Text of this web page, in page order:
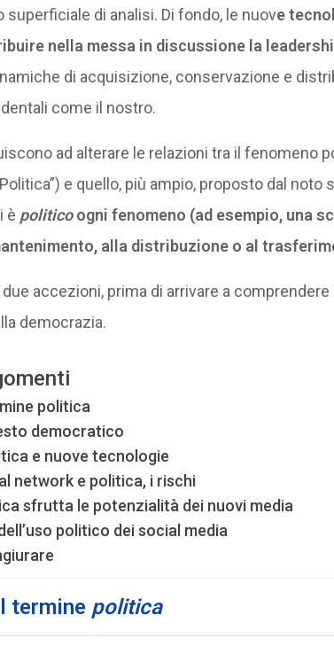
superficiale di analisi. Di fondo, le nuove
nella messa in discussione la
di acquisizione, conservazione e
come il nostro.
ad alterare le relazioni tra il fenomeno
e quello, più ampio, proposto dal
è politicoogni fenomeno (ad esempio, una
alla distribuzione o al
accezioni, prima di arrivare a comprendere
democrazia.
politica
democratico
e nuove tecnologie
network e politica, i rischi
sfrutta le potenzialità dei nuovi media
politico dei social media
termine politica